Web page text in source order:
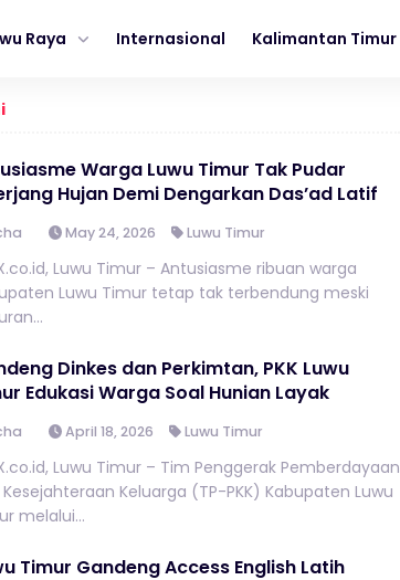
Raya Internasional Kalimantan Timur
Warga Luwu Timur Tak Pudar
Hujan Demi Dengarkan Das’ad Latif
May 24, 2026 Luwu Timur
Luwu Timur – Antusiasme ribuan warga
Luwu Timur tetap tak terbendung meski
Dinkes dan Perkimtan, PKK Luwu
Edukasi Warga Soal Hunian Layak
April 18, 2026 Luwu Timur
Luwu Timur – Tim Penggerak Pemberdayaan
Keluarga (TP-PKK) Kabupaten Luwu
melalui...
Timur Gandeng Access English Latih